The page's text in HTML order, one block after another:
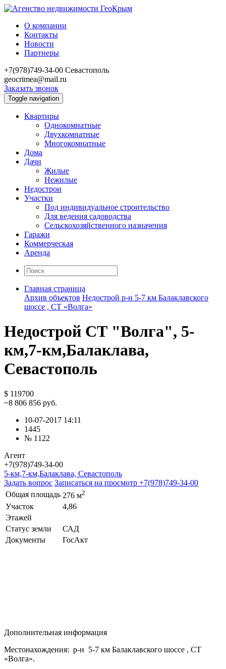
О компании
Контакты
Новости
Партнеры
+7(978)749-34-00 Севастополь
geocrimea@mail.ru
Заказать звонок
Toggle navigation
Квартиры
Однокомнатные
Двухкомнатные
Многокомнатные
Дома
Дачи
Жилые
Нежилые
Недострои
Участки
Под индивидуальное строительство
Для ведения садоводства
Сельскохозяйственного назначения
Гаражи
Коммерческая
Аренда
Главная страница
Архив объектов Недострой р-н 5-7 км Балаклавского
шоссе , СТ «Волга»
Недострой СТ "Волга", 5-
км,7-км,Балаклава,
Севастополь
$ 119700
~8 806 856 руб.
10-07-2017 14:11
1445
№ 1122
Агент
+7(978)749-34-00
5-км,7-км,Балаклава, Севастополь
Задать вопрос Записаться на просмотр +7(978)749-34-00
Общая площадь 276 м2
Участок
4,86
Этажей
Статус земли
САД
Документы
ГосАкт
Дополнительная информация
Местонахождения: р-н 5-7 км Балаклавского шоссе , СТ
«Волга».